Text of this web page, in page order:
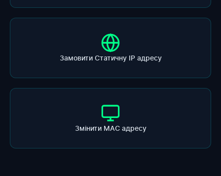
Замовити Статичну ІР адресу
Змінити МАС адресу